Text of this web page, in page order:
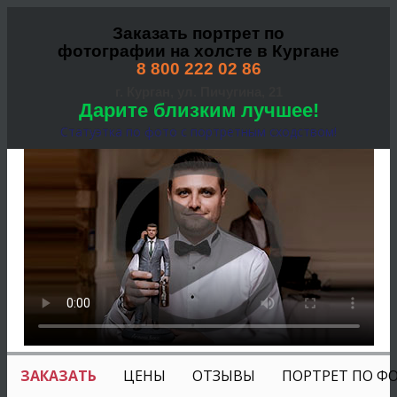
Заказать портрет по
фотографии на холсте в Кургане
8 800 222 02 86
Дарите близким лучшее!
Статуэтка по фото с портретным сходством!
ЗАКАЗАТЬ ЦЕНЫ ОТЗЫВЫ ПОРТРЕТ ПО